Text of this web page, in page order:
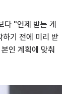
다 "언제 받는 게
기 전에 미리 받
인 계획에 맞춰